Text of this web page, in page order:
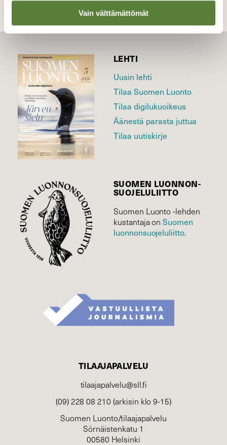
Vain välttämättömät
LEHTI
Uusin lehti
Tilaa Suomen Luonto
Tilaa digilukuoikeus
Äänestä parasta juttua
Tilaa uutiskirje
SUOMEN LUONNON­
SUOJELU­LIITTO
Suomen Luonto -lehden
kustantaja onSuomen
luonnonsuojelu­liitto.
TILAAJAPALVELU
tilaajapalvelu@sll.fi
(09) 228 08 210 (arkisin klo 9-15)
Suomen Luonto/tilaajapalvelu
Sörnäistenkatu 1
00580 Helsinki